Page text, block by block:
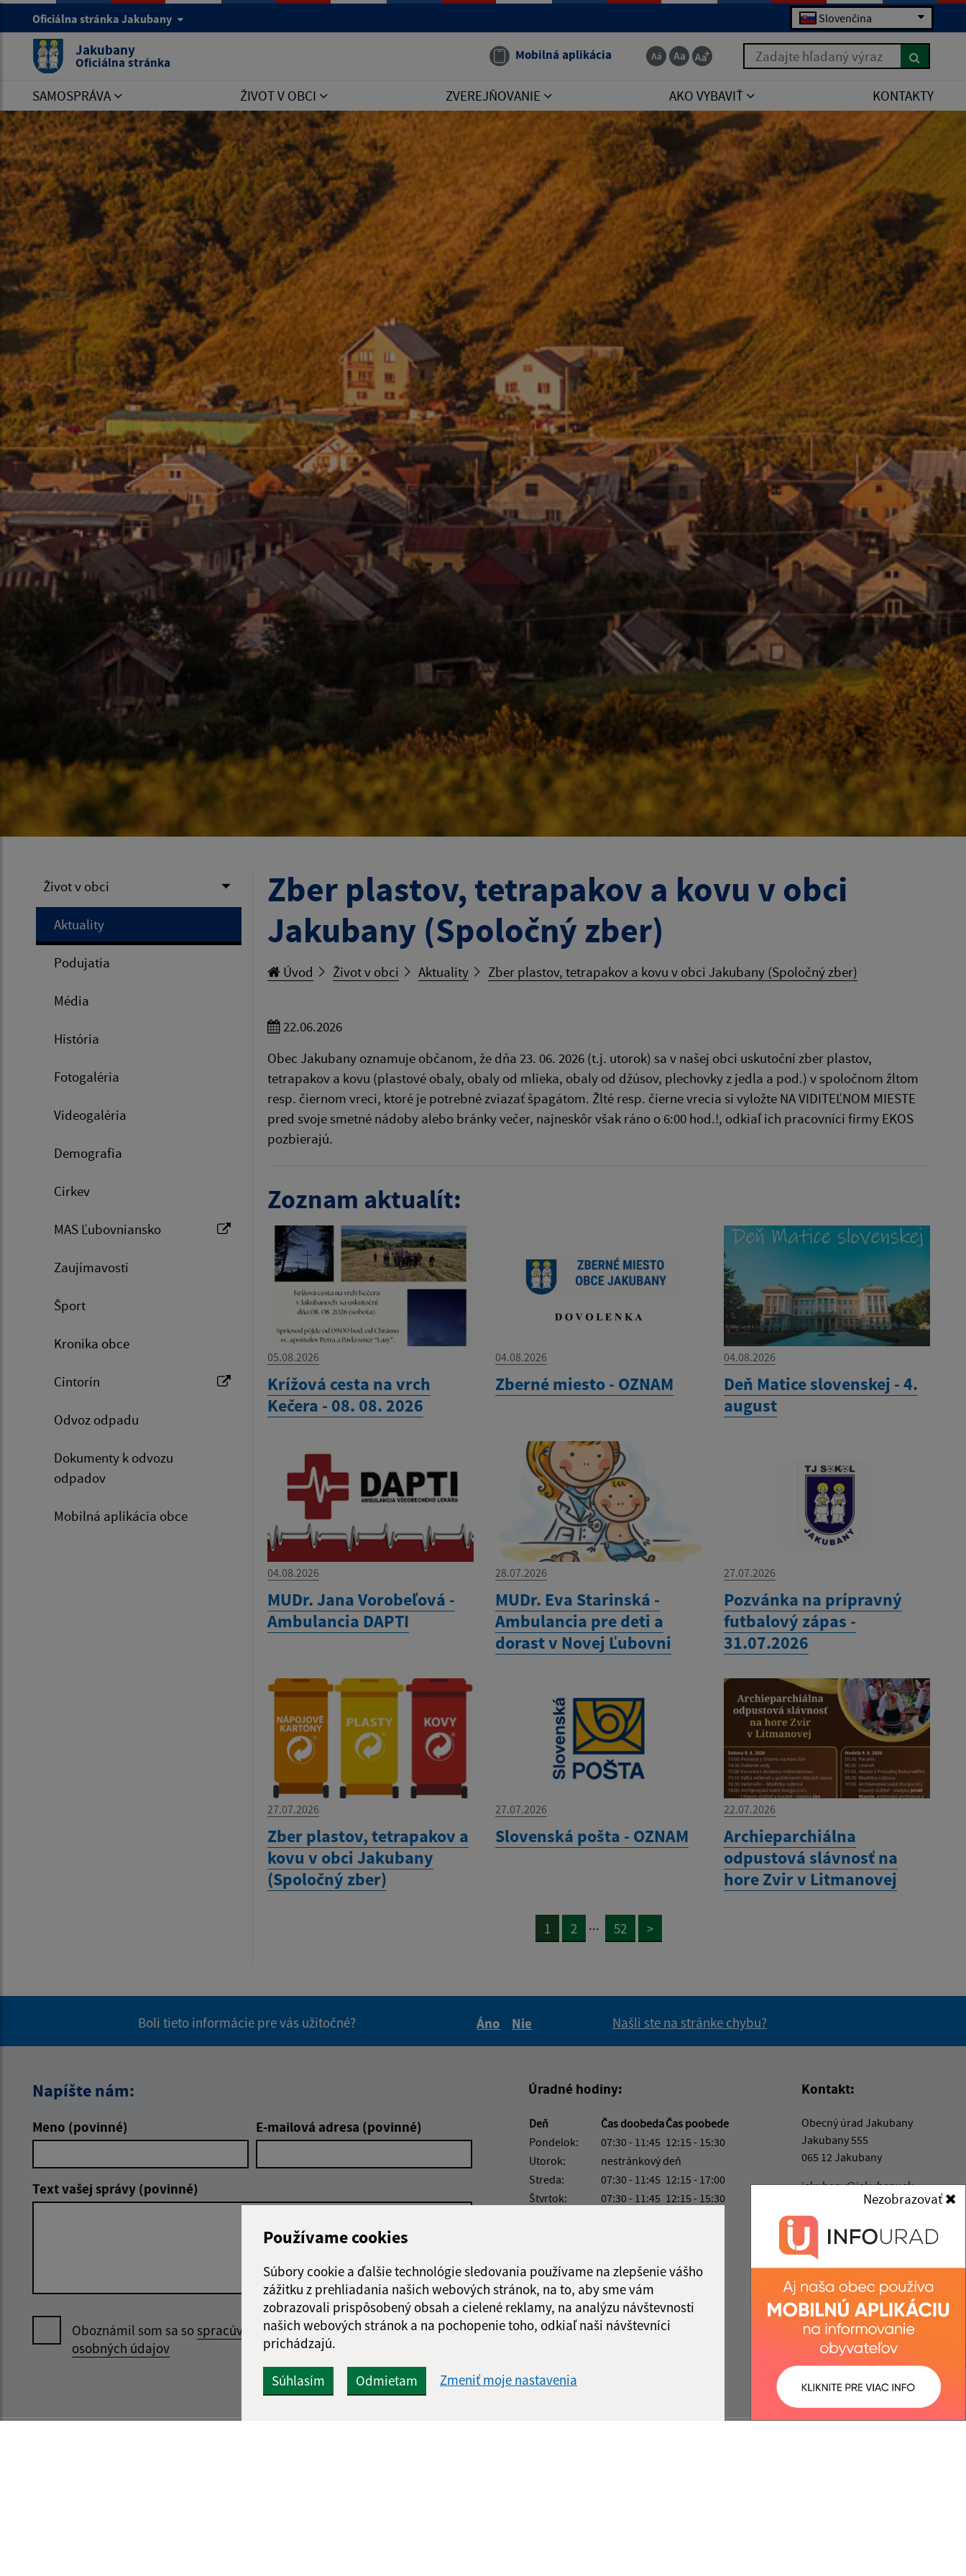
Používame cookies
Súbory cookie a ďalšie technológie sledovania používame na zlepšenie vášho
zážitku z prehliadania našich webových stránok, na to, aby sme vám
zobrazovali prispôsobený obsah a cielené reklamy, na analýzu návštevnosti
našich webových stránok a na pochopenie toho, odkiaľ naši návštevníci
prichádzajú.
Súhlasím Odmietam Zmeniť moje nastavenia
Nezobrazovať
Oficiálna stránka Jakubany Slovenčina
Jakubany
Oficiálna stránka Mobilná aplikácia Zadajte hľadaný výraz
SAMOSPRÁVA ŽIVOT V OBCI ZVEREJŇOVANIE AKO VYBAVIŤ KONTAKTY
Život v obci
Aktuality
Podujatia
Média
História
Fotogaléria
Videogaléria
Demografia
Cirkev
MAS Ľubovniansko
Zaujímavosti
Šport
Kronika obce
Cintorín
Odvoz odpadu
Dokumenty k odvozu
odpadov
Mobilná aplikácia obce
Zber plastov, tetrapakov a kovu v obci
Jakubany (Spoločný zber)
Úvod Život v obci Aktuality Zber plastov, tetrapakov a kovu v obci Jakubany (Spoločný zber)
22.06.2026
Obec Jakubany oznamuje občanom, že dňa 23. 06. 2026 (t.j. utorok) sa v našej obci uskutoční zber plastov,
tetrapakov a kovu (plastové obaly, obaly od mlieka, obaly od džúsov, plechovky z jedla a pod.) v spoločnom žltom
resp. čiernom vreci, ktoré je potrebné zviazať špagátom. Žlté resp. čierne vrecia si vyložte NA VIDITEĽNOM MIESTE
pred svoje smetné nádoby alebo bránky večer, najneskôr však ráno o 6:00 hod.!, odkiaľ ich pracovníci firmy EKOS
pozbierajú.
Zoznam aktualít:
05.08.2026
Krížová cesta na vrch
Kečera - 08. 08. 2026
04.08.2026
Zberné miesto - OZNAM
04.08.2026
Deň Matice slovenskej - 4.
august
04.08.2026
MUDr. Jana Vorobeľová -
Ambulancia DAPTI
28.07.2026
MUDr. Eva Starinská -
Ambulancia pre deti a
dorast v Novej Ľubovni
27.07.2026
Pozvánka na prípravný
futbalový zápas -
31.07.2026
27.07.2026
Zber plastov, tetrapakov a
kovu v obci Jakubany
(Spoločný zber)
27.07.2026
Slovenská pošta - OZNAM
22.07.2026
Archieparchiálna
odpustová slávnosť na
hore Zvir v Litmanovej
1 2 ... 52 >
Boli tieto informácie pre vás užitočné?
Áno
Nie
Našli ste na stránke chybu?
Napíšte nám:
Meno (povinné) E-mailová adresa (povinné)
Text vašej správy (povinné)
Oboznámil som sa sospracúvaním
osobných údajov
Google reCaptcha Response
Odoslať správu
Úradné hodiny:
Deň Čas doobedaČas poobede
Pondelok:
07:30 - 11:45 12:15 - 15:30
Utorok:
nestránkový deň
Streda:
07:30 - 11:45 12:15 - 17:00
Štvrtok:
07:30 - 11:45 12:15 - 15:30
Kontakt:
Obecný úrad Jakubany
Jakubany 555
065 12 Jakubany
jakubany@jakubany.sk
+421 524 283 651
IČO: 00329924